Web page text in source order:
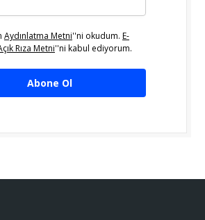
Aydınlatma Metni''ni okudum. E-
Rıza Metni''ni kabul ediyorum.
Abone Ol